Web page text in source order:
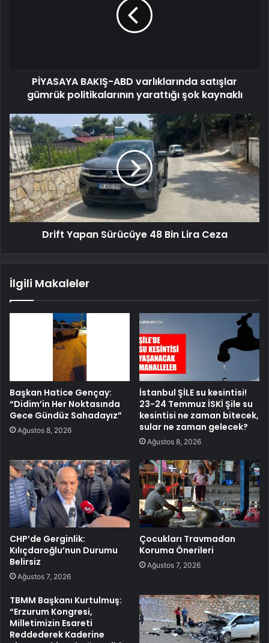
PİYASAYA BAKIŞ-ABD varlıklarında satışlar
gümrük politikalarının yarattığı şok kaynaklı
Drift Yapan Sürücüye 48 Bin Lira Ceza
İlgili Makaleler
Başkan Hatice Gençay:
“Didim’in Her Noktasında
Gece Gündüz Sahadayız”
Ağustos 8, 2026
İstanbul ŞİLE su kesintisi!
23-24 Temmuz İSKİ Şile su
kesintisi ne zaman bitecek,
sular ne zaman gelecek?
Ağustos 8, 2026
CHP’de Gerginlik:
Kılıçdaroğlu’nun Durumu
Belirsiz
Ağustos 7, 2026
Çocukları Travmadan
Koruma Önerileri
Ağustos 7, 2026
TBMM Başkanı Kurtulmuş:
“Erzurum Kongresi,
Milletimizin Esareti
Reddederek Kaderine